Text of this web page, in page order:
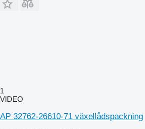
1
VIDEO
AP 32762-26610-71 växellådspackning